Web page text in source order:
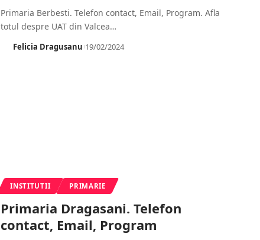
Primaria Berbesti. Telefon contact, Email, Program. Afla
totul despre UAT din Valcea…
Felicia Dragusanu 19/02/2024
INSTITUTII PRIMARIE
Primaria Dragasani. Telefon
contact, Email, Program